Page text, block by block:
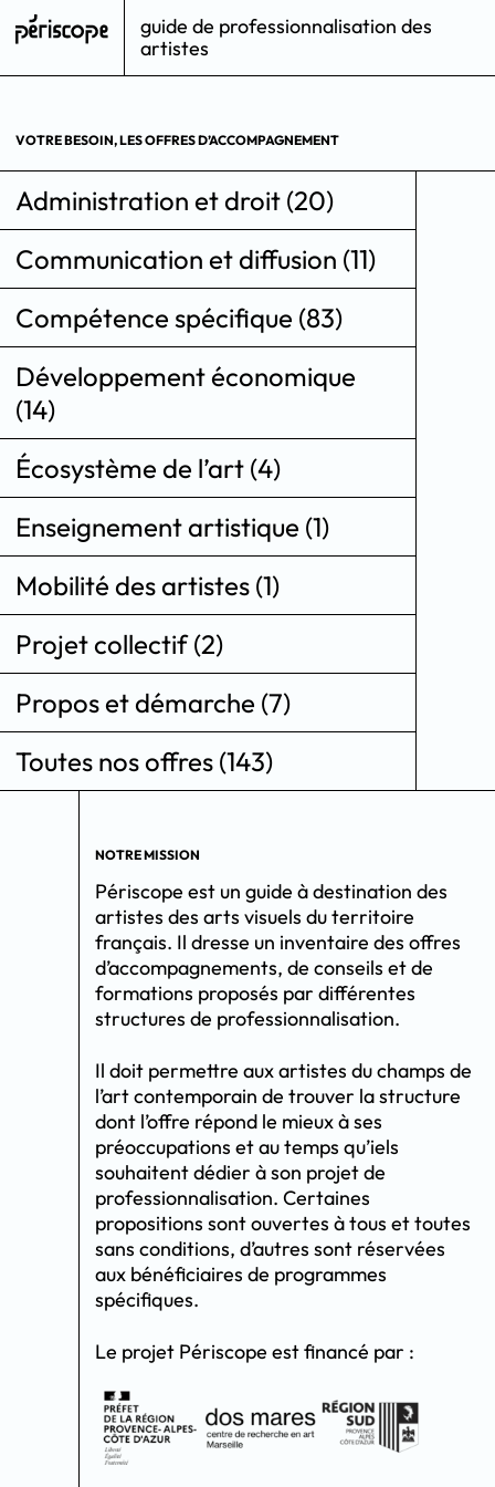
guide de professionnalisation des
artistes
VOTRE BESOIN, LES OFFRES D’ACCOMPAGNEMENT
Administration et droit (20)
Communication et diffusion (11)
Compétence spécifique (83)
Développement économique
(14)
Écosystème de l’art (4)
Enseignement artistique (1)
Mobilité des artistes (1)
Projet collectif (2)
Propos et démarche (7)
Toutes nos offres (143)
NOTRE MISSION
Périscope est un guide à destination des
artistes des arts visuels du territoire
français. Il dresse un inventaire des offres
d’accompagnements, de conseils et de
formations proposés par différentes
structures de professionnalisation.
Il doit permettre aux artistes du champs de
l’art contemporain de trouver la structure
dont l’offre répond le mieux à ses
préoccupations et au temps qu’iels
souhaitent dédier à son projet de
professionnalisation. Certaines
propositions sont ouvertes à tous et toutes
sans conditions, d’autres sont réservées
aux bénéficiaires de programmes
spécifiques.
Le projet Périscope est financé par :